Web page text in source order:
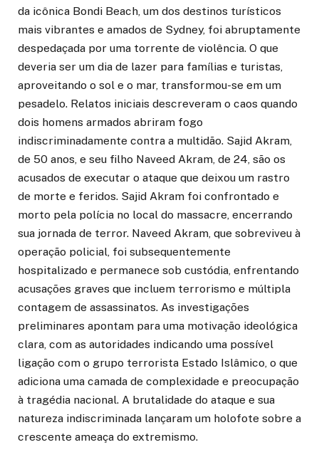
da icônica Bondi Beach, um dos destinos turísticos
mais vibrantes e amados de Sydney, foi abruptamente
despedaçada por uma torrente de violência. O que
deveria ser um dia de lazer para famílias e turistas,
aproveitando o sol e o mar, transformou-se em um
pesadelo. Relatos iniciais descreveram o caos quando
dois homens armados abriram fogo
indiscriminadamente contra a multidão. Sajid Akram,
de 50 anos, e seu filho Naveed Akram, de 24, são os
acusados de executar o ataque que deixou um rastro
de morte e feridos. Sajid Akram foi confrontado e
morto pela polícia no local do massacre, encerrando
sua jornada de terror. Naveed Akram, que sobreviveu à
operação policial, foi subsequentemente
hospitalizado e permanece sob custódia, enfrentando
acusações graves que incluem terrorismo e múltipla
contagem de assassinatos. As investigações
preliminares apontam para uma motivação ideológica
clara, com as autoridades indicando uma possível
ligação com o grupo terrorista Estado Islâmico, o que
adiciona uma camada de complexidade e preocupação
à tragédia nacional. A brutalidade do ataque e sua
natureza indiscriminada lançaram um holofote sobre a
crescente ameaça do extremismo.